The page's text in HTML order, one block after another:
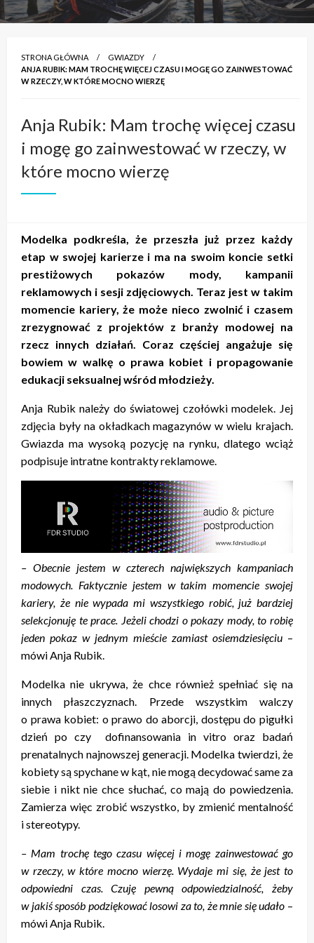
STRONA GŁÓWNA
GWIAZDY
ANJA RUBIK: MAM TROCHĘ WIĘCEJ CZASU I MOGĘ GO ZAINWESTOWAĆ
W RZECZY, W KTÓRE MOCNO WIERZĘ
Anja Rubik: Mam trochę więcej czasu
i mogę go zainwestować w rzeczy, w
które mocno wierzę
Modelka podkreśla, że przeszła już przez każdy
etap w swojej karierze i ma na swoim koncie setki
prestiżowych pokazów mody, kampanii
reklamowych i sesji zdjęciowych. Teraz jest w takim
momencie kariery, że może nieco zwolnić i czasem
zrezygnować z projektów z branży modowej na
rzecz innych działań. Coraz częściej angażuje się
bowiem w walkę o prawa kobiet i propagowanie
edukacji seksualnej wśród młodzieży.
Anja Rubik należy do światowej czołówki modelek. Jej
zdjęcia były na okładkach magazynów w wielu krajach.
Gwiazda ma wysoką pozycję na rynku, dlatego wciąż
podpisuje intratne kontrakty reklamowe.
– Obecnie jestem w czterech największych kampaniach
modowych. Faktycznie jestem w takim momencie swojej
kariery, że nie wypada mi wszystkiego robić, już bardziej
selekcjonuję te prace. Jeżeli chodzi o pokazy mody, to robię
jeden pokaz w jednym mieście zamiast osiemdziesięciu –
mówi Anja Rubik.
Modelka nie ukrywa, że chce również spełniać się na
innych płaszczyznach. Przede wszystkim walczy
o prawa kobiet: o prawo do aborcji, dostępu do pigułki
dzień po czy dofinansowania in vitro oraz badań
prenatalnych najnowszej generacji. Modelka twierdzi, że
kobiety są spychane w kąt, nie mogą decydować same za
siebie i nikt nie chce słuchać, co mają do powiedzenia.
Zamierza więc zrobić wszystko, by zmienić mentalność
i stereotypy.
– Mam trochę tego czasu więcej i mogę zainwestować go
w rzeczy, w które mocno wierzę. Wydaje mi się, że jest to
odpowiedni czas. Czuję pewną odpowiedzialność, żeby
w jakiś sposób podziękować losowi za to, że mnie się udało –
mówi Anja Rubik.